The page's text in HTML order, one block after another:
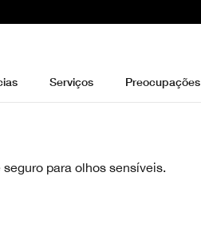
Serviços Preocupações
para olhos sensíveis.